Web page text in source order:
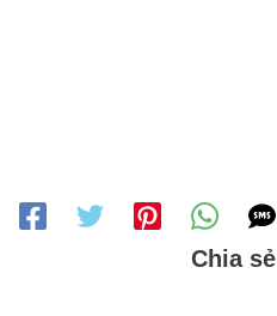
Chia sẻ